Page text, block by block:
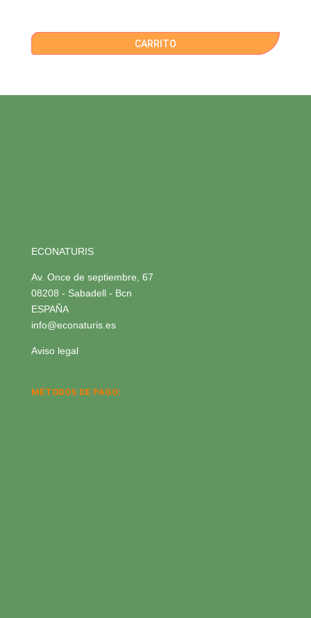
CARRITO
ECONATURIS
Av. Once de septiembre, 67
08208 - Sabadell - Bcn
ESPAÑA
info@econaturis.es
Aviso legal
MÉTODOS DE PAGO: